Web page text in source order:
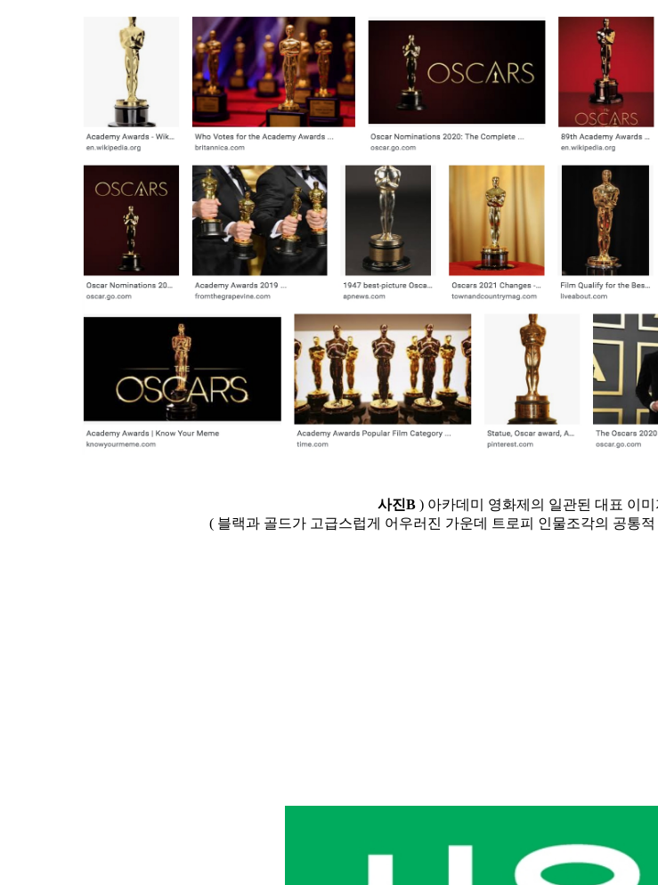
사진B ) 아카데미 영화제의 일관된 대표 이
( 블랙과 골드가 고급스럽게 어우러진 가운데 트로피 인물조각의 공통